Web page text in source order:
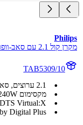
עם סאב-וופר אלחוטי
TAB5309/10
2.1 ערוצים, סאב-וופר אלחוטי
מקסימום 240W‏‎‏. HDMI ARC
DTS Virtual:X
Dolby Digital Plus